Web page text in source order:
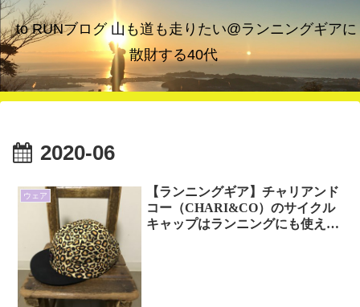
to RUNブログ 山も道も走りたい@ランニングギアに
散財する40代
2020-06
ウェア
【ランニングギア】チャリアンド
コー（CHARI&CO）のサイクル
キャップはランニングにも使え